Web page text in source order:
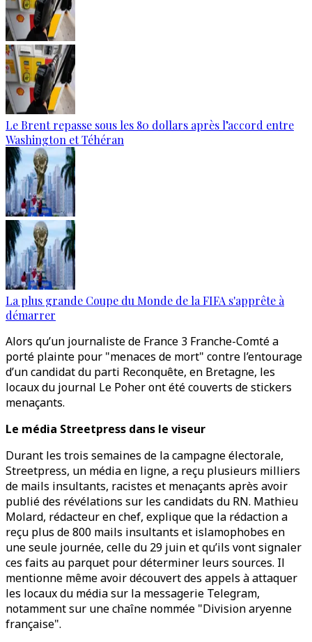
Le Brent repasse sous les 80 dollars après l’accord entre
Washington et Téhéran
La plus grande Coupe du Monde de la FIFA s'apprête à
démarrer
Alors qu’un journaliste de France 3 Franche-Comté a
porté plainte pour "menaces de mort" contre l’entourage
d’un candidat du parti Reconquête, en Bretagne, les
locaux du journal Le Poher ont été couverts de stickers
menaçants.
Le média Streetpress dans le viseur
Durant les trois semaines de la campagne électorale,
Streetpress, un média en ligne, a reçu plusieurs milliers
de mails insultants, racistes et menaçants après avoir
publié des révélations sur les candidats du RN. Mathieu
Molard, rédacteur en chef, explique que la rédaction a
reçu plus de 800 mails insultants et islamophobes en
une seule journée, celle du 29 juin et qu’ils vont signaler
ces faits au parquet pour déterminer leurs sources. Il
mentionne même avoir découvert des appels à attaquer
les locaux du média sur la messagerie Telegram,
notamment sur une chaîne nommée "Division aryenne
française".